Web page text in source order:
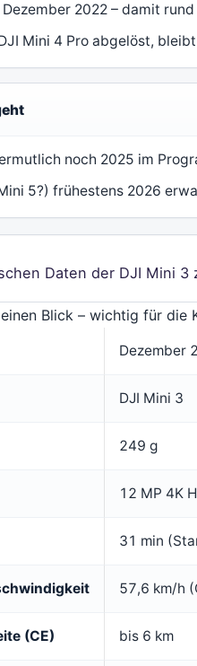
2022 – damit
Mini 4 Pro abgelöst,
noch 2025 im
5?) frühestens 2026
Daten der DJI Mini 3
Blick – wichtig für die
Dezember
DJI Mini 3
249 g
12 MP 4K
31 min
57,6 km/h
(CE) bis 6 km